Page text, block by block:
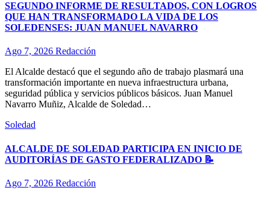
SEGUNDO INFORME DE RESULTADOS, CON LOGROS
QUE HAN TRANSFORMADO LA VIDA DE LOS
SOLEDENSES: JUAN MANUEL NAVARRO
Ago 7, 2026 Redacción
El Alcalde destacó que el segundo año de trabajo plasmará una
transformación importante en nueva infraestructura urbana,
seguridad pública y servicios públicos básicos. Juan Manuel
Navarro Muñiz, Alcalde de Soledad…
Soledad
ALCALDE DE SOLEDAD PARTICIPA EN INICIO DE
AUDITORÍAS DE GASTO FEDERALIZADO 📝
Ago 7, 2026 Redacción